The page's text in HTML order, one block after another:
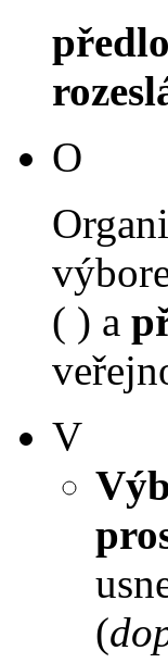
O
( ) a
V
(